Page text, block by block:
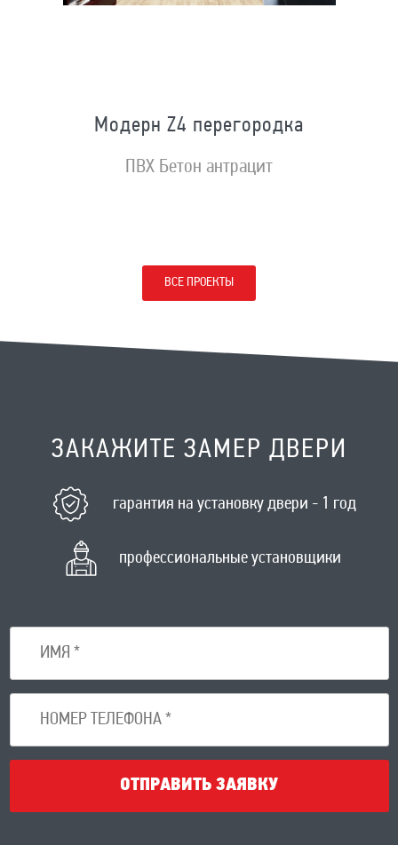
Модерн Z4 перегородка
ПВХ Бетон антрацит
ВСЕ ПРОЕКТЫ
ЗАКАЖИТЕ ЗАМЕР ДВЕРИ
гарантия на установку двери - 1 год
профессиональные установщики
ОТПРАВИТЬ ЗАЯВКУ